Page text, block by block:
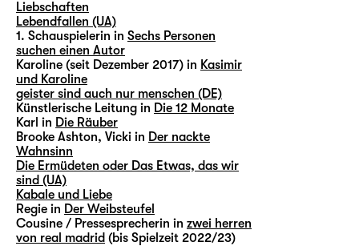
Liebschaften
Lebendfallen (UA)
1. Schauspielerin in Sechs Personen
suchen einen Autor
Karoline (seit Dezember 2017) in Kasimir
und Karoline
geister sind auch nur menschen (DE)
Künstlerische Leitung in Die 12 Monate
Karl in Die Räuber
Brooke Ashton, Vicki in Der nackte
Wahnsinn
Die Ermüdeten oder Das Etwas, das wir
sind (UA)
Kabale und Liebe
Regie in Der Weibsteufel
Cousine / Pressesprecherin in zwei herren
von real madrid (bis Spielzeit 2022/23)